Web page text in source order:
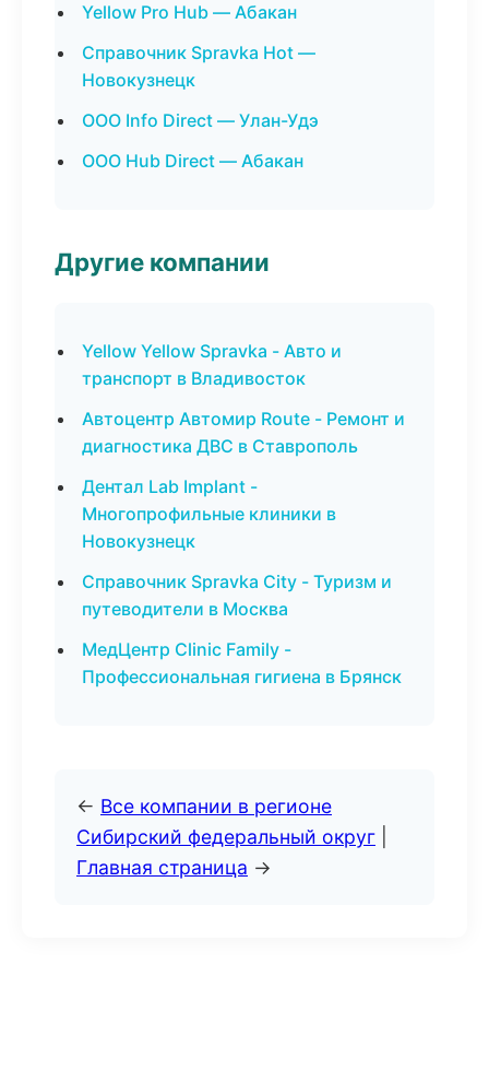
Yellow Pro Hub — Абакан
Справочник Spravka Hot —
Новокузнецк
ООО Info Direct — Улан-Удэ
ООО Hub Direct — Абакан
Другие компании
Yellow Yellow Spravka - Авто и
транспорт в Владивосток
Автоцентр Автомир Route - Ремонт и
диагностика ДВС в Ставрополь
Дентал Lab Implant -
Многопрофильные клиники в
Новокузнецк
Справочник Spravka City - Туризм и
путеводители в Москва
МедЦентр Clinic Family -
Профессиональная гигиена в Брянск
← Все компании в регионе
Сибирский федеральный округ
Главная страница →